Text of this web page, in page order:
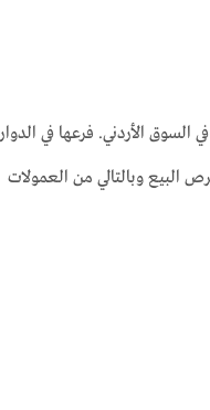
الأردني. فرعها في الدوار
البيع وبالتالي من العمولات